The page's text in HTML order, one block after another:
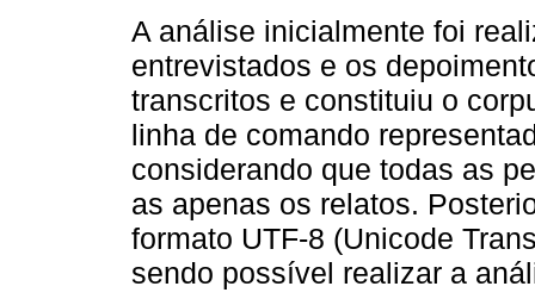
A análise inicialmente foi
entrevistados e os
transcritos e constituiu o
linha de comando
considerando que todas as
as apenas os relatos.
formato UTF-8 (Unicode
sendo possível realizar a